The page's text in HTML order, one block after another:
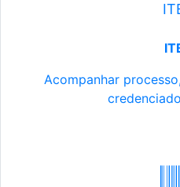
Acompanhar